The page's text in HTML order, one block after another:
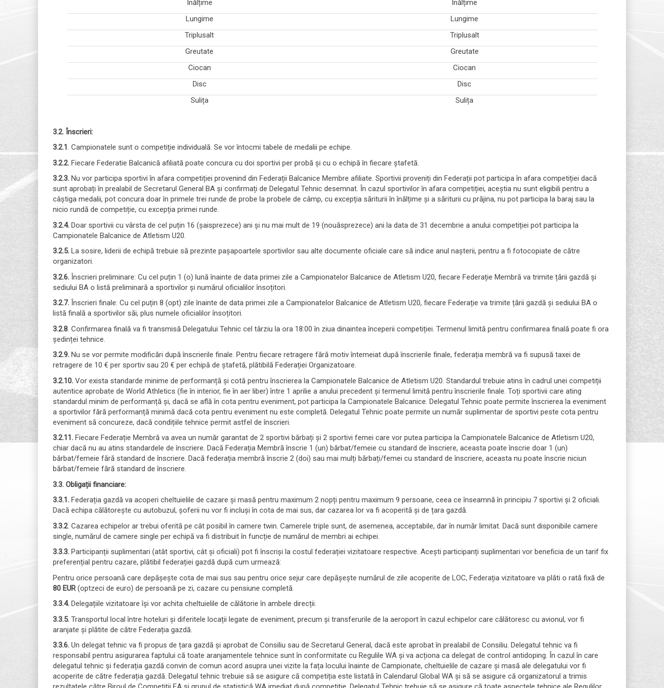
Înălțime
Înălțime
Lungime
Lungime
Triplusalt
Triplusalt
Greutate
Greutate
Ciocan
Ciocan
Disc
Disc
Sulița
Sulița
3.2. Înscrieri:
3.2.1. Campionatele sunt o competiție individuală. Se vor întocmi tabele de medalii pe echipe.
3.2.2. Fiecare Federatie Balcanică afiliată poate concura cu doi sportivi per probă și cu o echipă în fiecare ștafetă.
3.2.3. Nu vor participa sportivi în afara competiției provenind din Federații Balcanice Membre afiliate. Sportivii proveniți din Federații pot participa în afara competiției dacă
sunt aprobați în prealabil de Secretarul General BA și confirmați de Delegatul Tehnic desemnat. În cazul sportivilor în afara competiției, aceștia nu sunt eligibili pentru a
câștiga medalii, pot concura doar în primele trei runde de probe la probele de câmp, cu excepția săriturii în înălțime și a săriturii cu prăjina, nu pot participa la baraj sau la
nicio rundă de competiție, cu excepția primei runde.
3.2.4. Doar sportivii cu vârsta de cel puțin 16 (șaisprezece) ani și nu mai mult de 19 (nouăsprezece) ani la data de 31 decembrie a anului competiției pot participa la
Campionatele Balcanice de Atletism U20.
3.2.5. La sosire, liderii de echipă trebuie să prezinte pașapoartele sportivilor sau alte documente oficiale care să indice anul nașterii, pentru a fi fotocopiate de către
organizatori.
3.2.6. Înscrieri preliminare: Cu cel puțin 1 (o) lună înainte de data primei zile a Campionatelor Balcanice de Atletism U20, fiecare Federație Membră va trimite țării gazdă și
sediului BA o listă preliminară a sportivilor și numărul oficialilor însoțitori.
3.2.7. Înscrieri finale: Cu cel puțin 8 (opt) zile înainte de data primei zile a Campionatelor Balcanice de Atletism U20, fiecare Federație va trimite țării gazdă și sediului BA o
listă finală a sportivilor săi, plus numele oficialilor însoțitori.
3.2.8 . Confirmarea finală va fi transmisă Delegatului Tehnic cel târziu la ora 18:00 în ziua dinaintea începerii competiției. Termenul limită pentru confirmarea finală poate fi ora
ședinței tehnice.
3.2.9. Nu se vor permite modificări după înscrierile finale. Pentru fiecare retragere fără motiv întemeiat după înscrierile finale, federația membră va fi supusă taxei de
retragere de 10 € per sportiv sau 20 € per echipă de ștafetă, plătibilă Federației Organizatoare.
3.2.10. Vor exista standarde minime de performanță și cotă pentru înscrierea la Campionatele Balcanice de Atletism U20. Standardul trebuie atins în cadrul unei competiții
autentice aprobate de World Athletics (fie în interior, fie în aer liber) între 1 aprilie a anului precedent și termenul limită pentru înscrierile finale. Toți sportivii care ating
standardul minim de performanță și, dacă se află în cota pentru eveniment, pot participa la Campionatele Balcanice. Delegatul Tehnic poate permite înscrierea la eveniment
a sportivilor fără performanță minimă dacă cota pentru eveniment nu este completă. Delegatul Tehnic poate permite un număr suplimentar de sportivi peste cota pentru
eveniment să concureze, dacă condițiile tehnice permit astfel de înscrieri.
3.2.11. Fiecare Federație Membră va avea un număr garantat de 2 sportivi bărbați și 2 sportivi femei care vor putea participa la Campionatele Balcanice de Atletism U20,
chiar dacă nu au atins standardele de înscriere. Dacă Federația Membră înscrie 1 (un) bărbat/femeie cu standard de înscriere, aceasta poate înscrie doar 1 (un)
bărbat/femeie fără standard de înscriere. Dacă federația membră înscrie 2 (doi) sau mai mulți bărbați/femei cu standard de înscriere, aceasta nu poate înscrie niciun
bărbat/femeie fără standard de înscriere.
3.3. Obligații financiare:
3.3.1. Federația gazdă va acoperi cheltuielile de cazare și masă pentru maximum 2 nopți pentru maximum 9 persoane, ceea ce înseamnă în principiu 7 sportivi și 2 oficiali.
Dacă echipa călătorește cu autobuzul, șoferii nu vor fi incluși în cota de mai sus, dar cazarea lor va fi acoperită și de țara gazdă.
3.3.2. Cazarea echipelor ar trebui oferită pe cât posibil în camere twin. Camerele triple sunt, de asemenea, acceptabile, dar în număr limitat. Dacă sunt disponibile camere
single, numărul de camere single per echipă va fi distribuit în funcție de numărul de membri ai echipei.
3.3.3. Participanții suplimentari (atât sportivi, cât și oficiali) pot fi înscriși la costul federației vizitatoare respective. Acești participanți suplimentari vor beneficia de un tarif fix
preferențial pentru cazare, plătibil federației gazdă după cum urmează:
Pentru orice persoană care depășește cota de mai sus sau pentru orice sejur care depășește numărul de zile acoperite de LOC, Federația vizitatoare va plăti o rată fixă ​​de
80 EUR (optzeci de euro) de persoană pe zi, cazare cu pensiune completă.
3.3.4. Delegațiile vizitatoare își vor achita cheltuielile de călătorie în ambele direcții.
3.3.5. Transportul local între hoteluri și diferitele locații legate de eveniment, precum și transferurile de la aeroport în cazul echipelor care călătoresc cu avionul, vor fi
aranjate și plătite de către Federația gazdă.
3.3.6. Un delegat tehnic va fi propus de țara gazdă și aprobat de Consiliu sau de Secretarul General, dacă este aprobat în prealabil de Consiliu. Delegatul tehnic va fi
responsabil pentru asigurarea faptului că toate aranjamentele tehnice sunt în conformitate cu Regulile WA și va acționa ca delegat de control antidoping. În cazul în care
delegatul tehnic și federația gazdă convin de comun acord asupra unei vizite la fața locului înainte de Campionate, cheltuielile de cazare și masă ale delegatului vor fi
acoperite de către federația gazdă. Delegatul tehnic trebuie să se asigure că competiția este listată în Calendarul Global WA și să se asigure că organizatorul a trimis